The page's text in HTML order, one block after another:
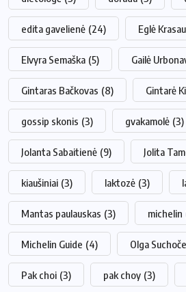
edita gavelienė (24) Eglė
Elvyra Semaška (5) Gailė
Gintaras Bačkovas (8) Gintarė
gossip skonis (3) gvakamolė (3)
Jolanta Sabaitienė (9) Jolita
kiaušiniai (3) laktozė (3)
Mantas paulauskas (3) michelin
Michelin Guide (4) Olga
Pak choi (3) pak choy (3)